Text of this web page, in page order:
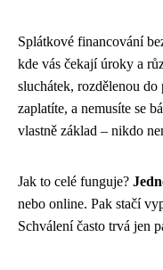
Splátkové financování
kde vás čekají úroky a
sluchátek, rozdělenou
zaplatíte, a nemusíte se
vlastně základ – nikdo
Jak to celé funguje?
nebo online. Pak stačí
Schválení často trvá jen